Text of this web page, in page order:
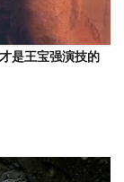
是王宝强演技的